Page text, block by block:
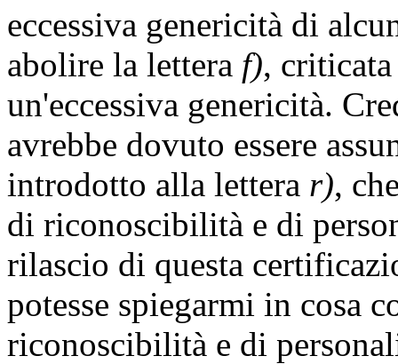
eccessiva genericità di
abolire la lettera f),
un'eccessiva genericità.
avrebbe dovuto essere
introdotto alla lettera r),
di riconoscibilità e di
rilascio di questa
potesse spiegarmi in cosa
riconoscibilità e di